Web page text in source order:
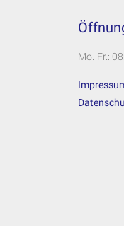
Mo.-Fr.: